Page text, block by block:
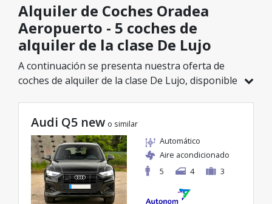
Alquiler de Coches Oradea
Aeropuerto - 5 coches de
alquiler de la clase De Lujo
A continuación se presenta nuestra oferta de
coches de alquiler de la clase De Lujo, disponible
modelo ideal de la categoría seleccionada, con
tarifas excelentes desde solo 98€/día.
Audi Q5 new o similar
Automático
Aire acondicionado
5
4 3